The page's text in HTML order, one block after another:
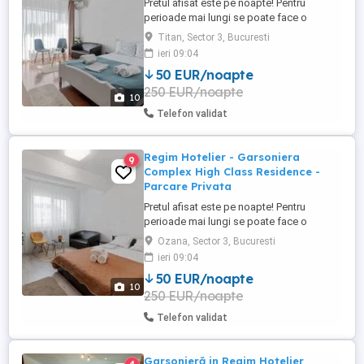
10
Pretul afisat este pe noapte! Pentru
perioade mai lungi se poate face o
reducere! Garsoniera se inchiriaza DOAR
in Regim Hotelier ! - Strada Liviu Revreanu
46-58 (Complex Rasarit de Soare)
Inchiriere Garsoniera, zona Auchan Titan,
Complex Rezidential Rasarit de Soare,
supravegheat video 24 24 + loc ...
Titan, Sector 3, Bucuresti
ieri 09:04
50 EUR/noapte
250 EUR/noapte
Telefon validat
10
9
Regim Hotelier - Garsoniera
Complex High Class Residence -
Parcare Privata
Pretul afisat este pe noapte! Pentru
perioade mai lungi se poate face o
reducere! Garsoniera se inchiriaza DOAR
in Regim Hotelier - Strada Postasului 29 (
Complex Rezidential High Class
Residence) ! Inchiriere Garsoniera, zona
Ozana, Complex Rezidential High Class
Residence, supravegheat video 24 ...
Ozana, Sector 3, Bucuresti
ieri 09:04
50 EUR/noapte
250 EUR/noapte
Telefon validat
Garsonieră in Regim Hotelier